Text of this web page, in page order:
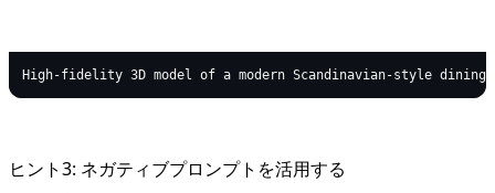
ヒント3: ネガティブプロンプトを活用する